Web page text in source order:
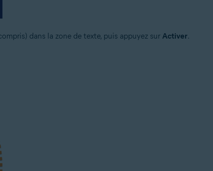
dans la zone de texte, puis appuyez sur Activer.